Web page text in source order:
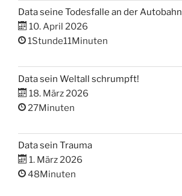
Data seine Todesfalle an der Autobahn
10. April 2026
1Stunde11Minuten
Data sein Weltall schrumpft!
18. März 2026
27Minuten
Data sein Trauma
1. März 2026
48Minuten